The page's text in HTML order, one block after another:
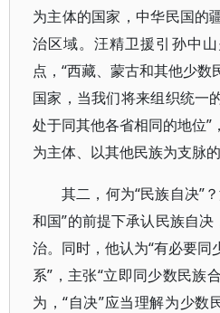
为主体的国家，中华民国的
治区域。汪精卫援引孙中
点，“西藏、蒙古和其他少
国家，当我们将来组织统一
处于同其他各省相同的地位
为主体、以其他民族为支脉
其二，何为“民族自决”
和国”的前提下承认民族自决
治。同时，他认为“有必要同
系”，主张“立即同少数民族
为，“自决”应当理解为少数